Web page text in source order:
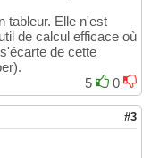
tableur. Elle n'est
de calcul efficace où
de cette
5
0
#3